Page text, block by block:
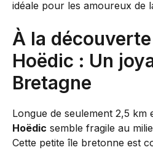
idéale pour les amoureux de
À la découverte
Hoëdic : Un
Bretagne
Longue de seulement 2,5 km
Hoëdic semble fragile au
Cette petite île bretonne est